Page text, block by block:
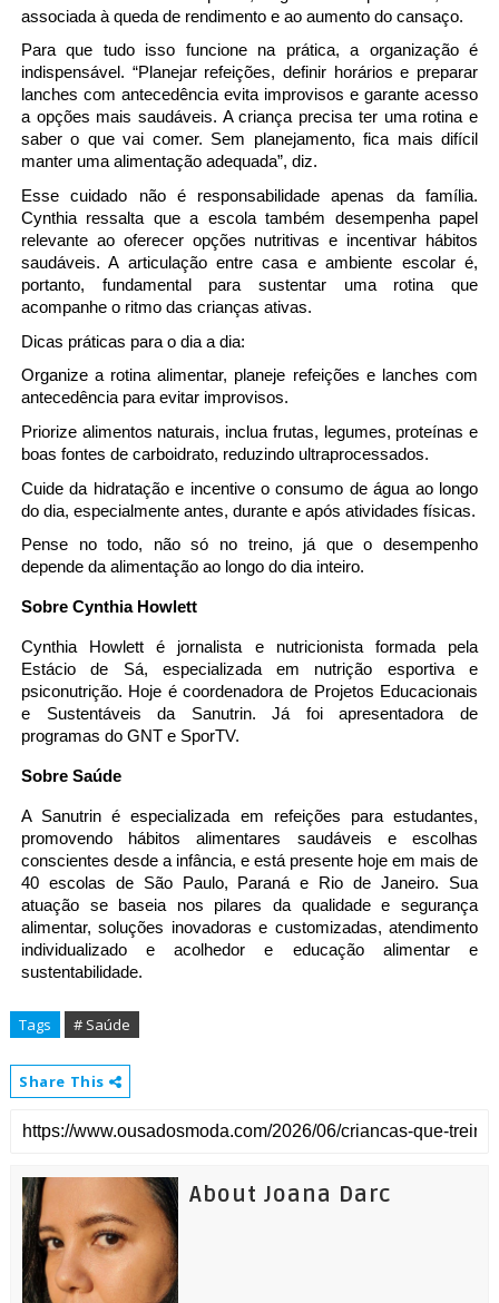
associada à queda de rendimento e ao aumento do cansaço.
Para que tudo isso funcione na prática, a organização é
indispensável. “Planejar refeições, definir horários e preparar
lanches com antecedência evita improvisos e garante acesso
a opções mais saudáveis. A criança precisa ter uma rotina e
saber o que vai comer. Sem planejamento, fica mais difícil
manter uma alimentação adequada”, diz.
Esse cuidado não é responsabilidade apenas da família.
Cynthia ressalta que a escola também desempenha papel
relevante ao oferecer opções nutritivas e incentivar hábitos
saudáveis. A articulação entre casa e ambiente escolar é,
portanto, fundamental para sustentar uma rotina que
acompanhe o ritmo das crianças ativas.
Dicas práticas para o dia a dia:
Organize a rotina alimentar, planeje refeições e lanches com
antecedência para evitar improvisos.
Priorize alimentos naturais, inclua frutas, legumes, proteínas e
boas fontes de carboidrato, reduzindo ultraprocessados.
Cuide da hidratação e incentive o consumo de água ao longo
do dia, especialmente antes, durante e após atividades físicas.
Pense no todo, não só no treino, já que o desempenho
depende da alimentação ao longo do dia inteiro.
Sobre Cynthia Howlett
Cynthia Howlett é jornalista e nutricionista formada pela
Estácio de Sá, especializada em nutrição esportiva e
psiconutrição. Hoje é coordenadora de Projetos Educacionais
e Sustentáveis ​​da Sanutrin. Já foi apresentadora de
programas do GNT e SporTV.
Sobre Saúde
A Sanutrin é especializada em refeições para estudantes,
promovendo hábitos alimentares saudáveis e escolhas
conscientes desde a infância, e está presente hoje em mais de
40 escolas de São Paulo, Paraná e Rio de Janeiro. Sua
atuação se baseia nos pilares da qualidade e segurança
alimentar, soluções inovadoras e customizadas, atendimento
individualizado e acolhedor e educação alimentar e
sustentabilidade.
Tags # Saúde
Share This
About Joana Darc